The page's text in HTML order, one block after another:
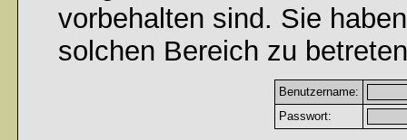
vorbehalten sind. Sie
solchen Bereich zu
Benutzername:
Passwort: